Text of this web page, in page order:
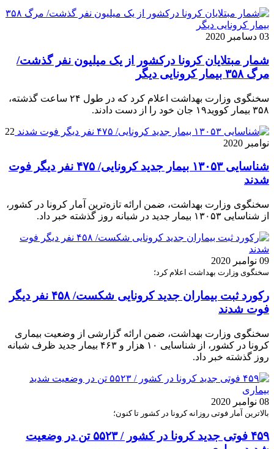
03 دسامبر 2020
شمار مبتلایان کرونا درکشور از یک میلیون نفر گذشت/
مرگ ۳۵۸ بیمار کرونایی دیگر
سخنگوی وزارت بهداشت اعلام کرد که در طول ۲۴ ساعت گذشته،
۳۵۸ بیمار کووید۱۹ جان خود را از دست دادند.
22
نوامبر 2020
شناسایی ۱۳۰۵۳ بیمار جدید کرونایی/ ۴۷۵ نفر دیگر فوت
شدند
سخنگوی وزارت بهداشت، ضمن ارائه تازه‌ترین آمار کرونا در کشور،
از شناسایی ۱۳۰۵۳ بیمار جدید در شبانه روز گذشته خبر داد.
09 نوامبر 2020
سخنگوی وزارت بهداشت اعلام کرد؛
رکورد ثبت بیماران جدید کرونایی شکست/ ۴۵۸ نفر دیگر
فوت شدند
سخنگوی وزارت بهداشت، ضمن ارائه گزارشی از وضعیت بیماری
کرونا در کشور، از شناسایی ۱۰ هزار و ۴۶۳ بیمار جدید ظرف شبانه
روز گذشته خبر داد.
08 نوامبر 2020
بالاترین آمار فوتی روزانه کرونا در کشور تا کنون؛
۴۵۹ فوتی جدید کرونا در کشور / ۵۵۲۳ تن در وضعیت